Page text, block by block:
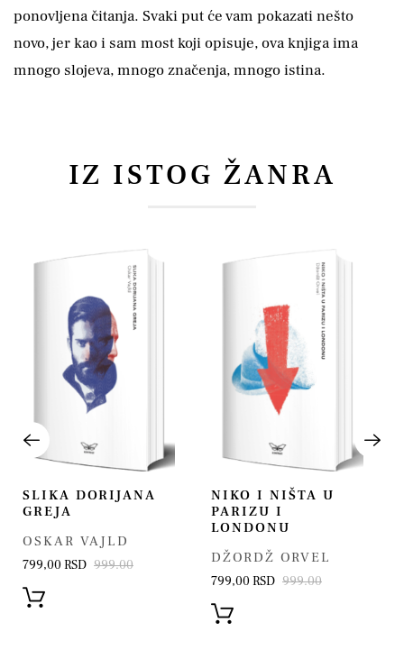
ponovljena čitanja. Svaki put će vam pokazati nešto
novo, jer kao i sam most koji opisuje, ova knjiga ima
mnogo slojeva, mnogo značenja, mnogo istina.
IZ ISTOG ŽANRA
SLIKA DORIJANA
GREJA
OSKAR VAJLD
799,00 RSD 999.00
NIKO I NIŠTA U
PARIZU I
LONDONU
DŽORDŽ ORVEL
799,00 RSD 999.00